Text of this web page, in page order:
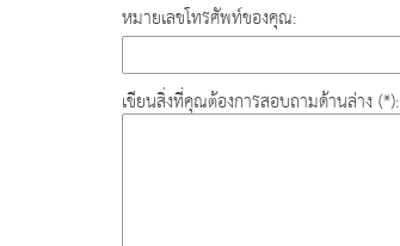
หมายเลขโทรศัพท์ของคุณ:
เขียนสิ่งที่คุณต้องการสอบถามด้านล่าง (*):